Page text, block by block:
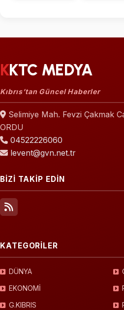
KKTC MEDYA
Kıbrıs’tan Güncel Haberler
Selimiye Mah. Fevzi Çakmak
ORDU
04522226060
levent@gvn.net.tr
BİZİ TAKİP EDİN
KATEGORİLER
DÜNYA
EKONOMİ
G.KIBRIS